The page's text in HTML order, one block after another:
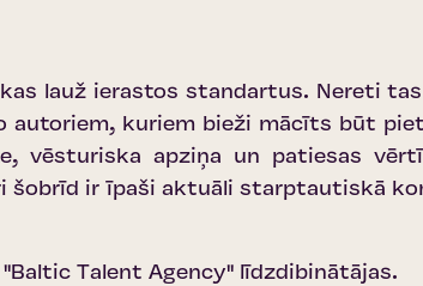
lauž ierastos standartus. Nereti
autoriem, kuriem bieži mācīts būt
vēsturiska apziņa un patiesas
šobrīd ir īpaši aktuāli starptautiskā
''Baltic Talent Agency'' līdzdibinātājas.